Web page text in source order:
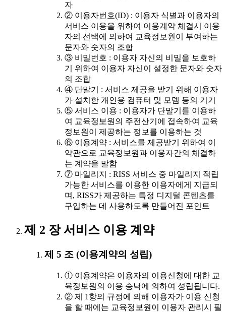
자
② 이용자번호(ID) : 이용자 식별과 이용자의
서비스 이용을 위하여 이용계약 체결시 이용
자의 선택에 의하여 교육정보원이 부여하는
문자와 숫자의 조합
③ 비밀번호 : 이용자 자신의 비밀을 보호하
기 위하여 이용자 자신이 설정한 문자와 숫자
의 조합
④ 단말기 : 서비스 제공을 받기 위해 이용자
가 설치한 개인용 컴퓨터 및 모뎀 등의 기기
⑤ 서비스 이용 : 이용자가 단말기를 이용하
여 교육정보원의 주전산기에 접속하여 교육
정보원이 제공하는 정보를 이용하는 것
⑥ 이용계약 : 서비스를 제공받기 위하여 이
약관으로 교육정보원과 이용자간의 체결하
는 계약을 말함
⑦ 마일리지 : RISS 서비스 중 마일리지 적립
가능한 서비스를 이용한 이용자에게 지급되
며, RISS가 제공하는 특정 디지털 콘텐츠를
구입하는 데 사용하도록 만들어진 포인트
제 2 장 서비스 이용 계약
제 5 조 (이용계약의 성립)
① 이용계약은 이용자의 이용신청에 대한 교
육정보원의 이용 승낙에 의하여 성립됩니다.
② 제 1항의 규정에 의해 이용자가 이용 신청
을 할 때에는 교육정보원이 이용자 관리시 필